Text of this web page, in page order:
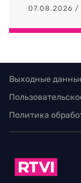
07.08.2026 /
Выходные
Политика